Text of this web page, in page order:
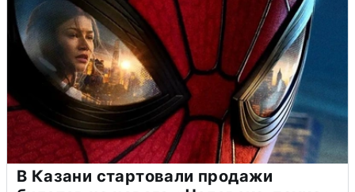
В Казани стартовали продажи